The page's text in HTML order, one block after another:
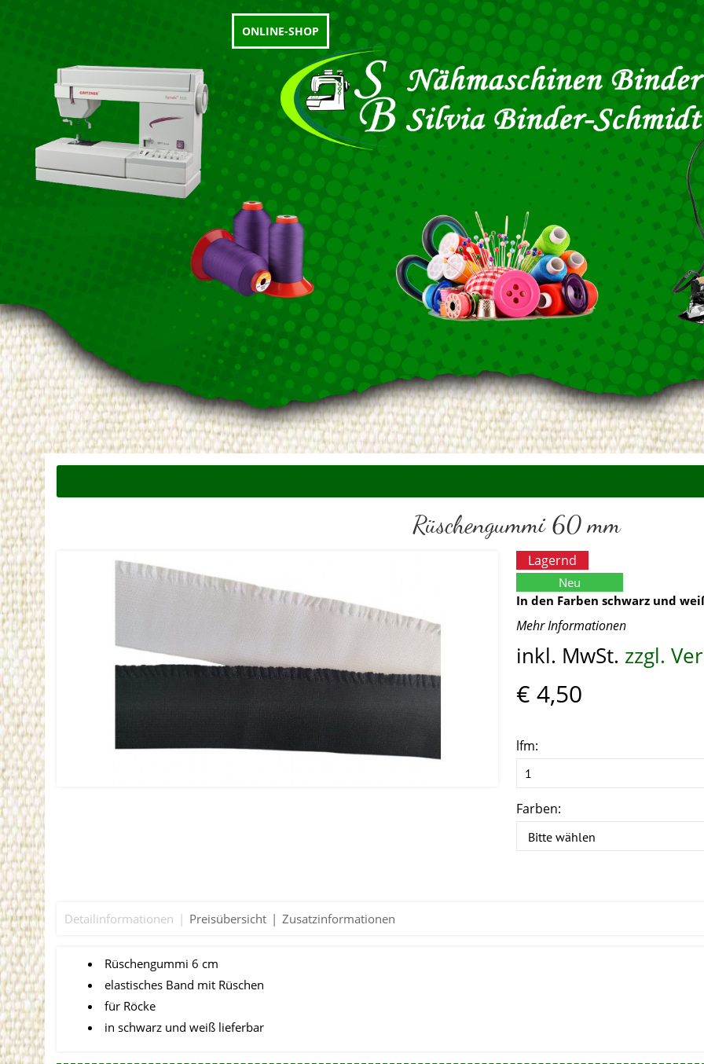
ONLINE-SHOP
Rüschengummi 60 mm
Lagernd
Neu
In den Farben schwarz und
Mehr Informationen
inkl. MwSt. zzgl.
€ 4,50
lfm:
Farben:
Detailinformationen Preisübersicht Zusatzinformationen
Rüschengummi 6 cm
elastisches Band mit Rüschen
für Röcke
in schwarz und weiß lieferbar